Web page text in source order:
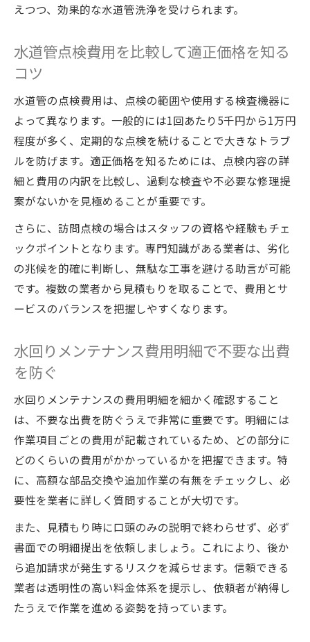
えつつ、効果的な水道管洗浄を受けられます。
水道管点検費用を比較して適正価格を知る
コツ
水道管の点検費用は、点検の範囲や使用する検査機器に
よって異なります。一般的には1回あたり5千円から1万円
程度が多く、定期的な点検を続けることで大きなトラブ
ルを防げます。適正価格を知るためには、点検内容の詳
細と費用の内訳を比較し、過剰な検査や不必要な修理提
案がないかを見極めることが重要です。
さらに、訪問点検の場合はスタッフの資格や経験もチェ
ックポイントとなります。専門知識がある業者は、劣化
の兆候を的確に判断し、無駄な工事を避ける助言が可能
です。複数の業者から見積もりを取ることで、費用とサ
ービスのバランスを把握しやすくなります。
水回りメンテナンス費用明細で不要な出費
を防ぐ
水回りメンテナンスの費用明細を細かく確認すること
は、不要な出費を防ぐうえで非常に重要です。明細には
作業項目ごとの費用が記載されているため、どの部分に
どのくらいの費用がかかっているかを把握できます。特
に、高額な部品交換や追加作業の有無をチェックし、必
要性を業者に詳しく質問することが大切です。
また、見積もり時に口頭のみの説明で終わらせず、必ず
書面での明細提出を依頼しましょう。これにより、後か
ら追加請求が発生するリスクを減らせます。信頼できる
業者は透明性の高い料金体系を提示し、依頼者が納得し
たうえで作業を進める姿勢を持っています。